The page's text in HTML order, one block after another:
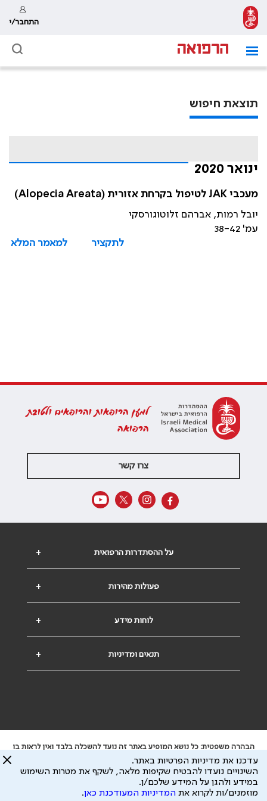
התחבר/י
תוצאת חיפוש
ינואר 2020
מעכבי JAK לטיפול בקרחת אזורית (Alopecia Areata)
יובל רמות, אברהם זלוטוגורסקי
עמ' 38-42
לתקציר
למאמר המלא
למען הרופאות והרופאים ולטובת
הרפואה
צרו קשר
+ על ההסתדרות הרפואית
+ פעולות מהירות
+ לוחות מידע
+ תנאים ומדיניות
הבהרה משפטית: כל נושא המופיע באתר זה נועד להשכלה בלבד ואין לראות בו
ייעוץ רפואי או משפטי. אין הר"י אחראית לתוכן המתפרסם באתר זה ולכל נזק
שעלול להיגרם.
ידוע לי שהר"י אוספת ושומרת מידע אישי לצורך מתן השרות וכי חלק ממנו עשוי
להיות מועבר לצדדים שלישיים, הכל בכפוף למדיניות הפרטיות
עדכנו את מדיניות הפרטיות באתר.
השינויים נועדו להבטיח שקיפות מלאה, לשקף את מטרות השימוש
במידע ולהגן על המידע שלכם/ן.
מוזמנים/ות לקרוא את המדיניות המעודכנת כאן.